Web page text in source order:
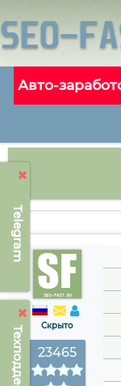
Telegram
Авто-
Скрыто
23465